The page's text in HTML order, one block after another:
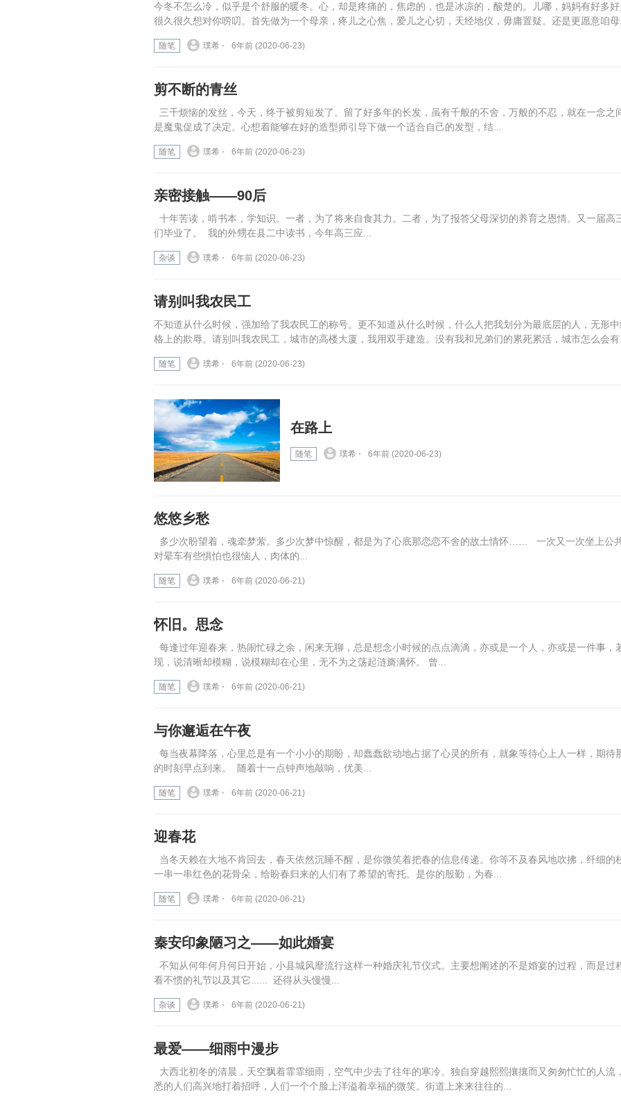
今冬不怎么冷，似乎是个舒服的暖冬。心，却是疼痛的，焦虑的，也是冰凉的，酸楚的。儿哪，妈妈有好多
很久很久想对你唠叨。首先做为一个母亲，疼儿之心焦，爱儿之心切，天经地仪，毋庸置疑。还是更愿意咱
随笔 璞希 ⋅ 6年前 (2020-06-23)
剪不断的青丝
三千烦恼的发丝，今天，终于被剪短发了。留了好多年的长发，虽有千般的不舍，万般的不忍，就在一念之
是魔鬼促成了决定。心想着能够在好的造型师引导下做一个适合自己的发型，结...
随笔 璞希 ⋅ 6年前 (2020-06-23)
亲密接触——90后
十年苦读，啃书本，学知识。一者，为了将来自食其力。二者，为了报答父母深切的养育之恩情。又一届高
们毕业了。 我的外甥在县二中读书，今年高三应...
杂谈 璞希 ⋅ 6年前 (2020-06-23)
请别叫我农民工
不知道从什么时候，强加给了我农民工的称号。更不知道从什么时候，什么人把我划分为最底层的人，无形
格上的欺辱。请别叫我农民工，城市的高楼大厦，我用双手建造。没有我和兄弟们的累死累活，城市怎么会
随笔 璞希 ⋅ 6年前 (2020-06-23)
在路上
随笔 璞希 ⋅ 6年前 (2020-06-23)
悠悠乡愁
多少次盼望着，魂牵梦萦。多少次梦中惊醒，都是为了心底那恋恋不舍的故土情怀…… 一次又一次坐上公
对晕车有些惧怕也很恼人，肉体的...
随笔 璞希 ⋅ 6年前 (2020-06-21)
怀旧。思念
每逢过年迎春来，热闹忙碌之余，闲来无聊，总是想念小时候的点点滴滴，亦或是一个人，亦或是一件事，
现，说清晰却模糊，说模糊却在心里，无不为之荡起涟旖满怀。 曾...
随笔 璞希 ⋅ 6年前 (2020-06-21)
与你邂逅在午夜
每当夜幕降落，心里总是有一个小小的期盼，却蠢蠢欲动地占据了心灵的所有，就象等待心上人一样，期待
的时刻早点到来。 随着十一点钟声地敲响，优美...
随笔 璞希 ⋅ 6年前 (2020-06-21)
迎春花
当冬天赖在大地不肯回去，春天依然沉睡不醒，是你微笑着把春的信息传递。你等不及春风地吹拂，纤细的
一串一串红色的花骨朵，给盼春归来的人们有了希望的寄托。是你的殷勤，为春...
随笔 璞希 ⋅ 6年前 (2020-06-21)
秦安印象陋习之——如此婚宴
不知从何年何月何日开始，小县城风靡流行这样一种婚庆礼节仪式。主要想阐述的不是婚宴的过程，而是过
看不惯的礼节以及其它...... 还得从头慢慢...
杂谈 璞希 ⋅ 6年前 (2020-06-21)
最爱——细雨中漫步
大西北初冬的清晨，天空飘着霏霏细雨，空气中少去了往年的寒冷。独自穿越熙熙攘攘而又匆匆忙忙的人流
悉的人们高兴地打着招呼，人们一个个脸上洋溢着幸福的微笑。街道上来来往往的...